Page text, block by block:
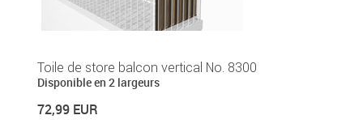
Toile de store balcon vertical No. 8300
Disponible en 2 largeurs
72,99 EUR